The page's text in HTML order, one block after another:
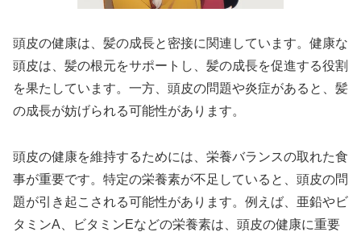
頭皮の健康は、髪の成長と密接に関連しています。健康な
頭皮は、髪の根元をサポートし、髪の成長を促進する役割
を果たしています。一方、頭皮の問題や炎症があると、髪
の成長が妨げられる可能性があります。
頭皮の健康を維持するためには、栄養バランスの取れた食
事が重要です。特定の栄養素が不足していると、頭皮の問
題が引き起こされる可能性があります。例えば、亜鉛やビ
タミンA、ビタミンEなどの栄養素は、頭皮の健康に重要